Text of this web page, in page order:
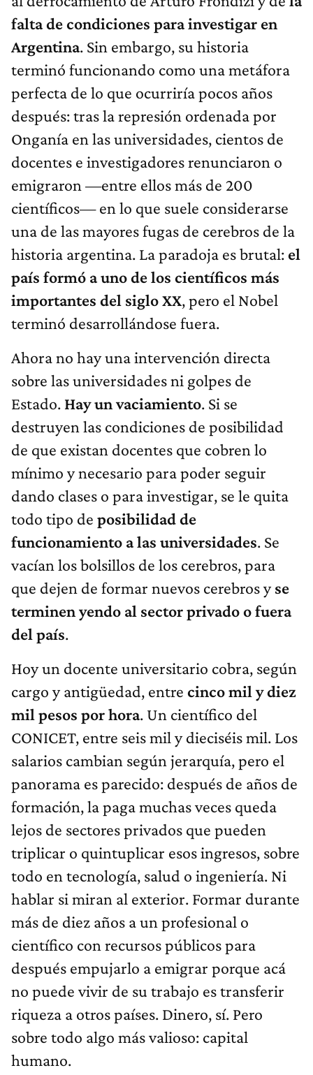
falta de condiciones para investigar en
Argentina. Sin embargo, su historia
terminó funcionando como una metáfora
perfecta de lo que ocurriría pocos años
después: tras la represión ordenada por
Onganía en las universidades, cientos de
docentes e investigadores renunciaron o
emigraron —entre ellos más de 200
científicos— en lo que suele considerarse
una de las mayores fugas de cerebros de la
historia argentina. La paradoja es brutal: el
país formó a uno de los científicos más
importantes del siglo XX, pero el Nobel
terminó desarrollándose fuera.
Ahora no hay una intervención directa
sobre las universidades ni golpes de
Estado. Hay un vaciamiento. Si se
destruyen las condiciones de posibilidad
de que existan docentes que cobren lo
mínimo y necesario para poder seguir
dando clases o para investigar, se le quita
todo tipo de posibilidad de
funcionamiento a las universidades. Se
vacían los bolsillos de los cerebros, para
que dejen de formar nuevos cerebros yse
terminen yendo al sector privado o fuera
del país.
Hoy un docente universitario cobra, según
cargo y antigüedad, entre cinco mil y diez
mil pesos por hora. Un científico del
CONICET, entre seis mil y dieciséis mil. Los
salarios cambian según jerarquía, pero el
panorama es parecido: después de años de
formación, la paga muchas veces queda
lejos de sectores privados que pueden
triplicar o quintuplicar esos ingresos, sobre
todo en tecnología, salud o ingeniería. Ni
hablar si miran al exterior. Formar durante
más de diez años a un profesional o
científico con recursos públicos para
después empujarlo a emigrar porque acá
no puede vivir de su trabajo es transferir
riqueza a otros países. Dinero, sí. Pero
sobre todo algo más valioso: capital
humano.